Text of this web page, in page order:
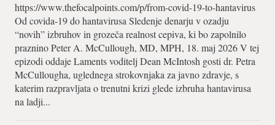
https://www.thefocalpoints.com/p/from-covid-19-to-hantavirus
Od covida-19 do hantavirusa Sledenje denarju v ozadju
“novih” izbruhov in grozeča realnost cepiva, ki bo zapolnilo
praznino Peter A. McCullough, MD, MPH, 18. maj 2026 V tej
epizodi oddaje Laments voditelj Dean McIntosh gosti dr. Petra
McCullougha, uglednega strokovnjaka za javno zdravje, s
katerim razpravljata o trenutni krizi glede izbruha hantavirusa
na ladji...